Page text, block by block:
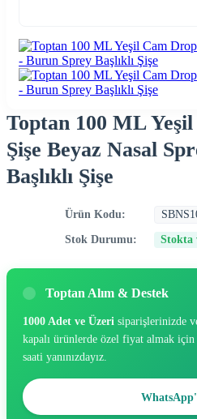
Toptan 100 ML
Şişe Beyaz Nasal
Başlıklı Şişe
Ürün Kodu:
Stok Durumu: Stokta
Toptan Alım & Destek
1000 Adet ve Üzeri siparişlerinizde
kapalı ürünlerde özel fiyat almak
saati yanınızdayız.